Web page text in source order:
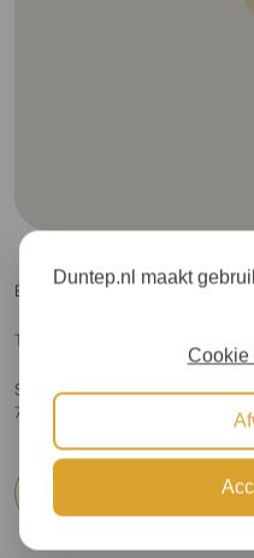
E-mail: info@ermerstrand.nl
Telefoon:
Steenbakkersweg 3
7843 RM Erm
Duntep.nl maakt
Cookie